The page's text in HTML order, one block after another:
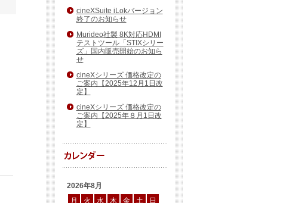
cineXSuite iLokバージョン
終了のお知らせ
Murideo社製 8K対応HDMI
テストツール「STIXシリー
ズ」国内販売開始のお知ら
せ
cineXシリーズ 価格改定の
ご案内【2025年12月1日改
定】
cineXシリーズ 価格改定の
ご案内【2025年８月1日改
定】
2026年8月
月
火 水 木 金 土
日